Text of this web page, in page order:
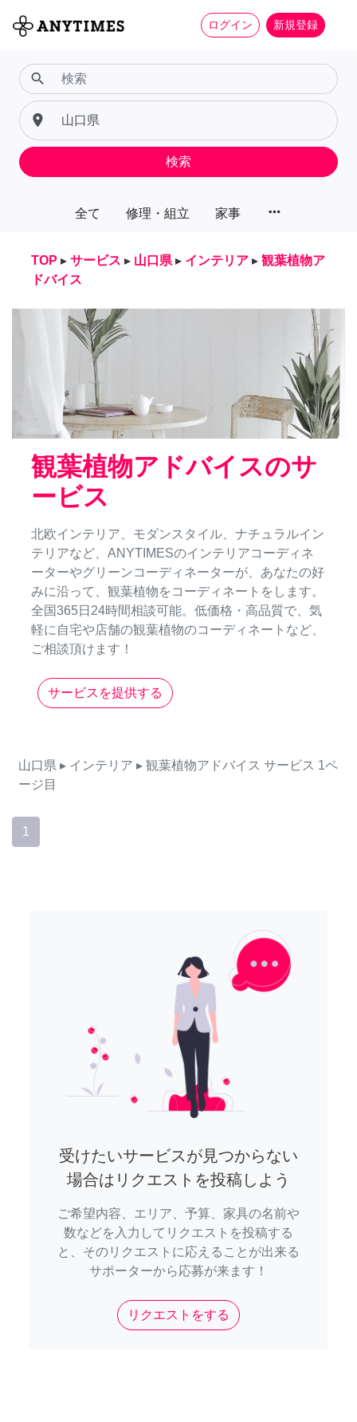
ログイン 新規登録
全て 修理・組立 家事 more_horiz
search
place
検索
TOP ▸ サービス ▸ 山口県 ▸ インテリア ▸ 観葉植物ア
ドバイス
観葉植物アドバイスのサ
ービス
北欧インテリア、モダンスタイル、ナチュラルイン
テリアなど、ANYTIMESのインテリアコーディネ
ーターやグリーンコーディネーターが、あなたの好
みに沿って、観葉植物をコーディネートをします。
全国365日24時間相談可能。低価格・高品質で、気
軽に自宅や店舗の観葉植物のコーディネートなど、
ご相談頂けます！
サービスを提供する
山口県 ▸ インテリア ▸ 観葉植物アドバイス サービス 1ペ
ージ目
1
受けたいサービスが見つからない
場合はリクエストを投稿しよう
ご希望内容、エリア、予算、家具の名前や
数などを入力してリクエストを投稿する
と、そのリクエストに応えることが出来る
サポーターから応募が来ます！
リクエストをする